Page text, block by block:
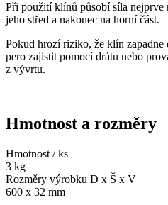
Při použití klínů působí síla nejprve
jeho střed a nakonec na horní část.
Pokud hrozí riziko, že klín
pero zajistit pomocí drátu nebo
z vývrtu.
Hmotnost a rozměry
Hmotnost / ks
3 kg
Rozměry výrobku D x Š x V
600 x 32 mm